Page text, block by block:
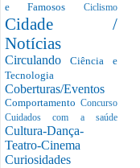
e Famosos Ciclismo
Cidade /
Notícias
CirculandoCiência e
Tecnologia
Coberturas/Eventos
Comportamento Concurso
Cuidados com a saúde
Cultura-Dança-
Teatro-Cinema
Curiosidades